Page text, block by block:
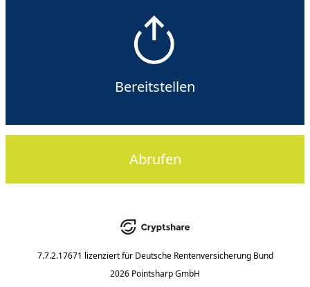
Bereitstellen
Abrufen
7.7.2.17671 lizenziert für Deutsche Rentenversicherung Bund
2026 Pointsharp GmbH